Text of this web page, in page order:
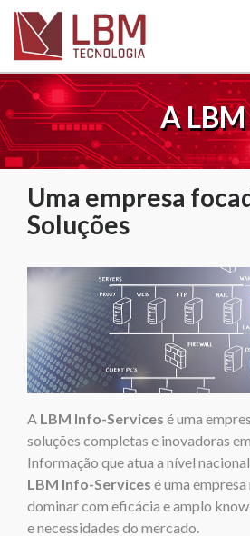
A LBM
Uma empresa
Soluções
A LBM Info-Services é uma
soluções completas e inovadoras
Informação que atua a nível
LBM Info-Services é uma
dominar com eficácia e amplo
e necessidades do mercado.